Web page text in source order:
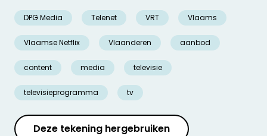
DPG Media Telenet VRT Vlaams
Vlaamse Netflix Vlaanderen aanbod
content media televisie
televisieprogramma tv
Deze tekening hergebruiken